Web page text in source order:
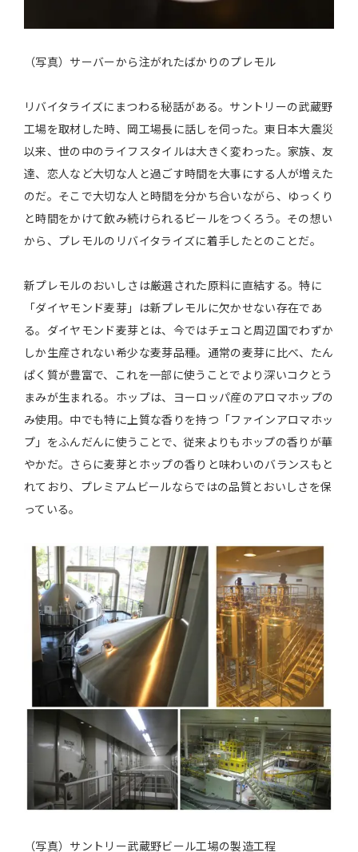
（写真）サーバーから注がれたばかりのプレモル
リバイタライズにまつわる秘話がある。サントリーの武蔵野
工場を取材した時、岡工場長に話しを伺った。東日本大震災
以来、世の中のライフスタイルは大きく変わった。家族、友
達、恋人など大切な人と過ごす時間を大事にする人が増えた
のだ。そこで大切な人と時間を分かち合いながら、ゆっくり
と時間をかけて飲み続けられるビールをつくろう。その想い
から、プレモルのリバイタライズに着手したとのことだ。
新プレモルのおいしさは厳選された原料に直結する。特に
「ダイヤモンド麦芽」は新プレモルに欠かせない存在であ
る。ダイヤモンド麦芽とは、今ではチェコと周辺国でわずか
しか生産されない希少な麦芽品種。通常の麦芽に比べ、たん
ぱく質が豊富で、これを一部に使うことでより深いコクとう
まみが生まれる。ホップは、ヨーロッパ産のアロマホップの
み使用。中でも特に上質な香りを持つ「ファインアロマホッ
プ」をふんだんに使うことで、従来よりもホップの香りが華
やかだ。さらに麦芽とホップの香りと味わいのバランスもと
れており、プレミアムビールならではの品質とおいしさを保
っている。
（写真）サントリー武蔵野ビール工場の製造工程